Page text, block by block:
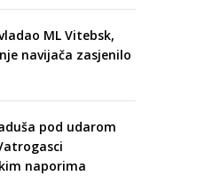
ML Vitebsk,
navijača zasjenilo
pod udarom
naporima